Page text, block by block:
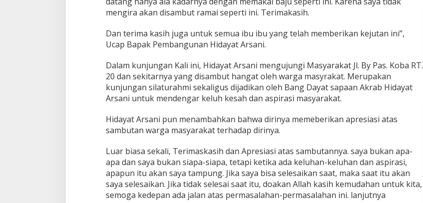
mengira akan disambut ramai seperti ini. Terimakasih.
Dan terima kasih juga untuk semua ibu ibu yang telah memberikan kejutan ini”,
Ucap Bapak Pembangunan Hidayat Arsani.
Dalam kunjungan Kali ini, Hidayat Arsani mengujungi Masyarakat Jl. By Pas. Koba RT.
20 dan sekitarnya yang disambut hangat oleh warga masyrakat. Merupakan
kunjungan silaturahmi sekaligus dijadikan oleh Bang Dayat sapaan Akrab Hidayat
Arsani untuk mendengar keluh kesah dan aspirasi masyarakat.
Hidayat Arsani pun menambahkan bahwa dirinya memeberikan apresiasi atas
sambutan warga masyarakat terhadap dirinya.
Luar biasa sekali, Terimaskasih dan Apresiasi atas sambutannya. saya bukan apa-
apa dan saya bukan siapa-siapa, tetapi ketika ada keluhan-keluhan dan aspirasi,
apapun itu akan saya tampung. Jika saya bisa selesaikan saat, maka saat itu akan
saya selesaikan. Jika tidak selesai saat itu, doakan Allah kasih kemudahan untuk kita,
semoga kedepan ada jalan atas permasalahan-permasalahan ini. lanjutnya